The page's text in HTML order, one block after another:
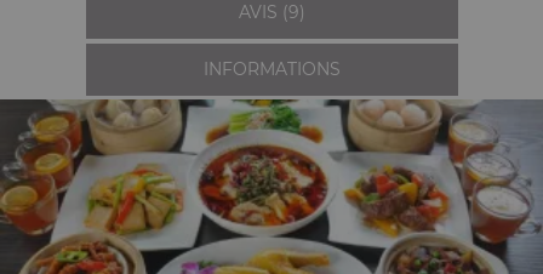
AVIS (9)
INFORMATIONS